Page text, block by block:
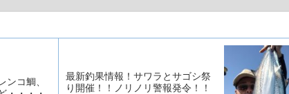
ンコ鯛、
最新釣果情報！サワラとサゴシ祭
り開催！！ノリノリ警報発令！！